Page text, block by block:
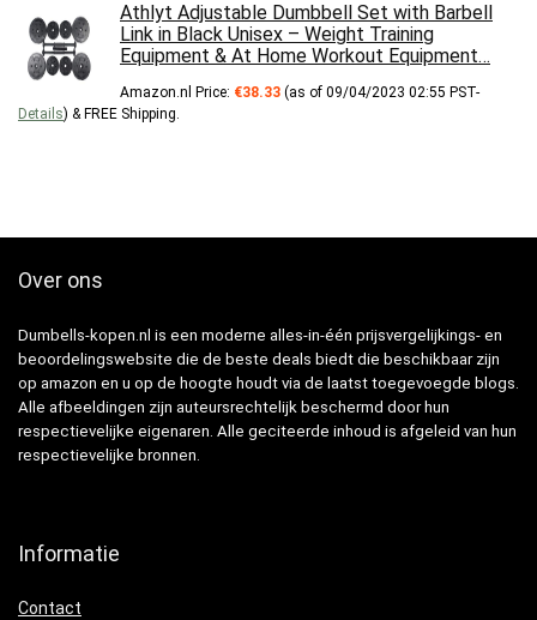
Athlyt Adjustable Dumbbell Set with Barbell
Link in Black Unisex – Weight Training
Equipment & At Home Workout Equipment…
Amazon.nl Price: €38.33 (as of 09/04/2023 02:55 PST-
Details) & FREE Shipping.
Over ons
Dumbells-kopen.nl is een moderne alles-in-één prijsvergelijkings- en
beoordelingswebsite die de beste deals biedt die beschikbaar zijn
op amazon en u op de hoogte houdt via de laatst toegevoegde blogs.
Alle afbeeldingen zijn auteursrechtelijk beschermd door hun
respectievelijke eigenaren. Alle geciteerde inhoud is afgeleid van hun
respectievelijke bronnen.
Informatie
Contact